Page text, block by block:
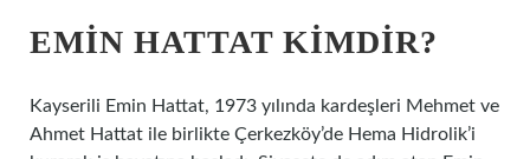
EMIN HATTAT KIMDIR?
Kayserili Emin Hattat, 1973 yılında kardeşleri Mehmet ve
Ahmet Hattat ile birlikte Çerkezköy’de Hema Hidrolik’i